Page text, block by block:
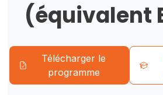
(équivalent
Télécharger le
programme
Devenez un
professionnel
L'assistant(e) ressources
au recrutement de nouveaux